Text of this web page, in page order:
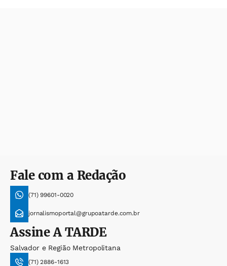
Fale com a Redação
(71) 99601-0020
jornalismoportal@grupoatarde.com.br
AssineA TARDE
Salvador e Região Metropolitana
(71) 2886-1613